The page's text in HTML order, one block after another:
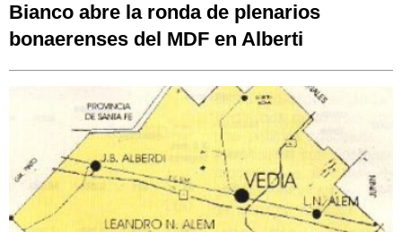
Bianco abre la ronda de plenarios
bonaerenses del MDF en Alberti